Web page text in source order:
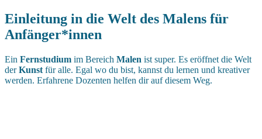
Einleitung in die Welt des Malens für
Anfänger*innen
Ein Fernstudium im Bereich Malen ist super. Es eröffnet die Welt
derKunst für alle. Egal wo du bist, kannst du lernen und kreativer
werden. Erfahrene Dozenten helfen dir auf diesem Weg.